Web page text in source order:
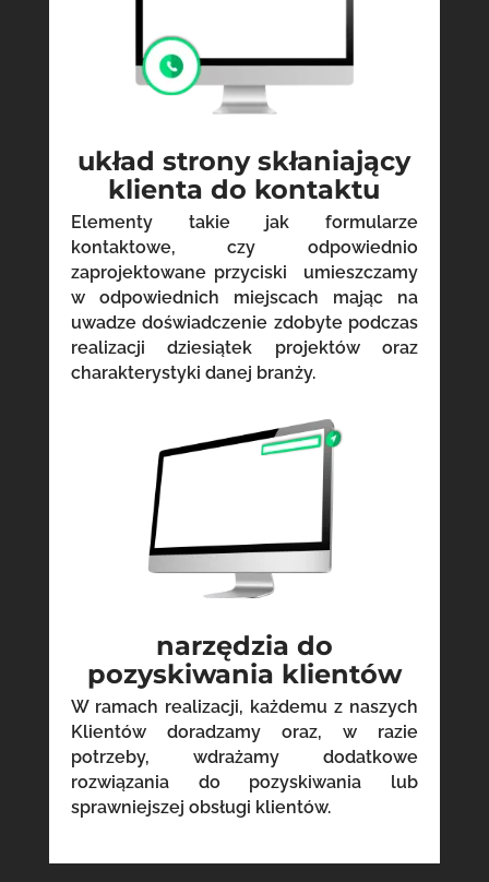
układ strony skłaniający
klienta do kontaktu
Elementy takie jak formularze
kontaktowe, czy odpowiednio
zaprojektowane przyciski umieszczamy
w odpowiednich miejscach mając na
uwadze doświadczenie zdobyte podczas
realizacji dziesiątek projektów oraz
charakterystyki danej branży.
narzędzia do
pozyskiwania klientów
W ramach realizacji, każdemu z naszych
Klientów doradzamy oraz, w razie
potrzeby, wdrażamy dodatkowe
rozwiązania do pozyskiwania lub
sprawniejszej obsługi klientów.